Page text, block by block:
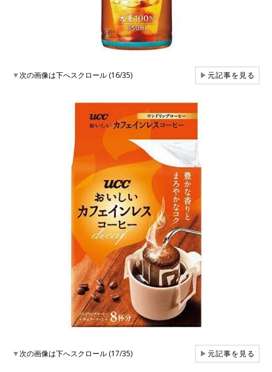
▼次の画像は下へスクロール (16/35) ▶元記事を見る
▼次の画像は下へスクロール (17/35) ▶元記事を見る